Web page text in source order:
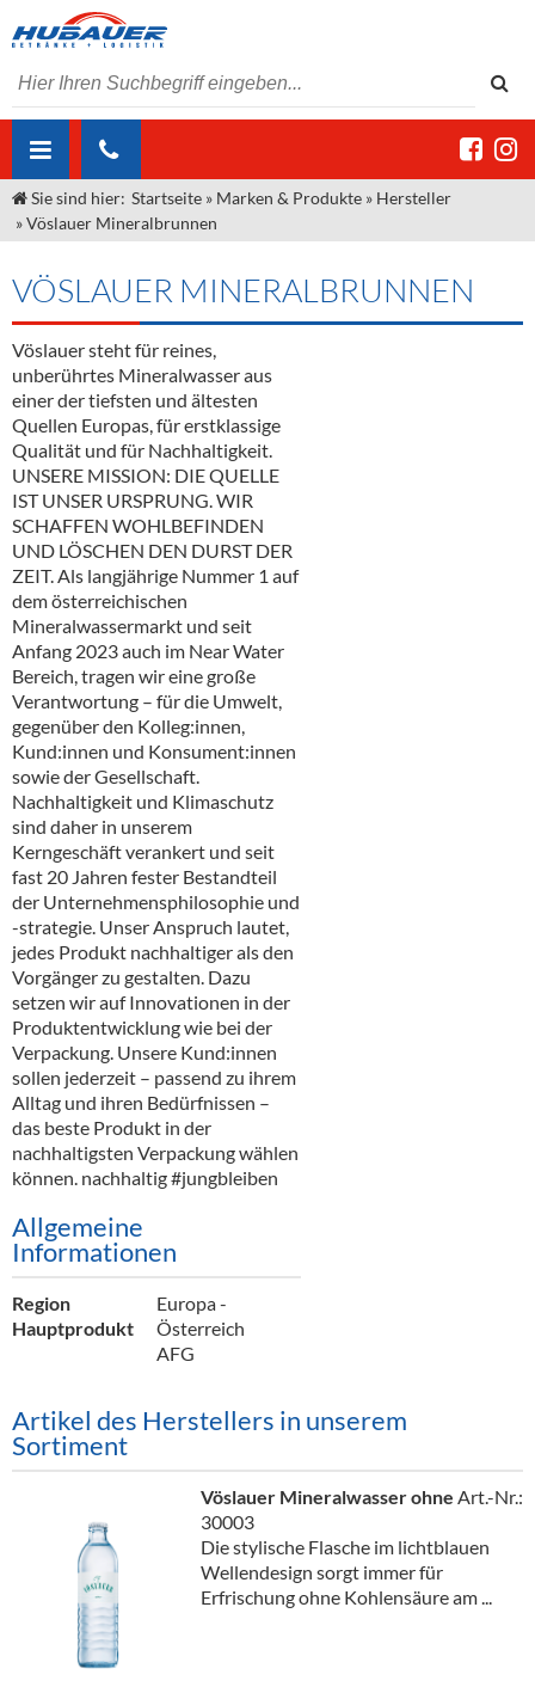
ÜBER UNS
Unser Liefergebiet
Unser Team
Kontakt
Angebote Gastronomie & Großhandel
Gastronomie
Großhandel
Innovation - Die Neue Art des Bierzapfens
"DroughtMaster"
Neuigkeiten
Termine
MARKEN & PRODUKTE
Weine & Schaumwein
Sirup
Spirituosen
Bier
Alkoholfreie Getränke
Öle & Küchenartikel
Kaffee
Barzubehör
Equipment
Verpackung
Hygieneartikel & Desinfektion
DIENSTLEISTUNGEN
Kommisionskauf & Lieferbedingungen
Fremddienstleistungen
Sie sind hier: Startseite » Marken & Produkte » Hersteller
»Vöslauer Mineralbrunnen
VÖSLAUER MINERALBRUNNEN
Vöslauer steht für reines,
unberührtes Mineralwasser aus
einer der tiefsten und ältesten
Quellen Europas, für erstklassige
Qualität und für Nachhaltigkeit.
UNSERE MISSION: DIE QUELLE
IST UNSER URSPRUNG. WIR
SCHAFFEN WOHLBEFINDEN
UND LÖSCHEN DEN DURST DER
ZEIT. Als langjährige Nummer 1 auf
dem österreichischen
Mineralwassermarkt und seit
Anfang 2023 auch im Near Water
Bereich, tragen wir eine große
Verantwortung – für die Umwelt,
gegenüber den Kolleg:innen,
Kund:innen und Konsument:innen
sowie der Gesellschaft.
Nachhaltigkeit und Klimaschutz
sind daher in unserem
Kerngeschäft verankert und seit
fast 20 Jahren fester Bestandteil
der Unternehmensphilosophie und
-strategie. Unser Anspruch lautet,
jedes Produkt nachhaltiger als den
Vorgänger zu gestalten. Dazu
setzen wir auf Innovationen in der
Produktentwicklung wie bei der
Verpackung. Unsere Kund:innen
sollen jederzeit – passend zu ihrem
Alltag und ihren Bedürfnissen –
das beste Produkt in der
nachhaltigsten Verpackung wählen
können. nachhaltig #jungbleiben
Allgemeine
Informationen
Region
Europa -
Österreich
Hauptprodukt
AFG
Artikel des Herstellers in unserem
Sortiment
Vöslauer Mineralwasser ohne Art.-Nr.:
30003
Die stylische Flasche im lichtblauen
Wellendesign sorgt immer für
Erfrischung ohne Kohlensäure am ...